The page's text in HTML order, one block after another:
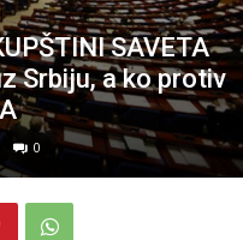
SAVETA
Srbiju, a ko protiv
0